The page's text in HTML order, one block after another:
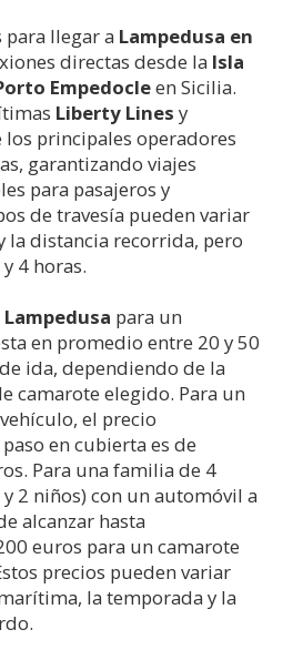
llegar a Lampedusa en
directas desde la Isla
Empedocleen Sicilia.
Liberty Lines y
los principales operadores
garantizando viajes
para pasajeros y
de travesía pueden variar
la distancia recorrida, pero
4 horas.
Lampedusa para un
en promedio entre 20 y 50
ida, dependiendo de la
camarote elegido. Para un
el precio
en cubierta es de
Para una familia de 4
2 niños) con un automóvil a
alcanzar hasta
euros para un camarote
precios pueden variar
la temporada y la